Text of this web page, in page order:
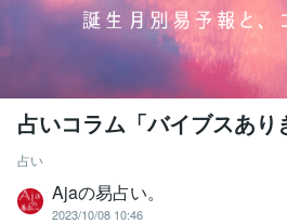
占いコラム「バイブスあり
占い
Ajaの易占い。
2023/10/08 10:46